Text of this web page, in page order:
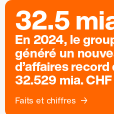
32.5
En 2024, le
généré un
d’affaires record
32.529 mia. CHF
Faits et chiffres